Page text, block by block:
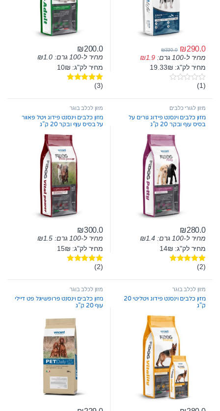
₪290.0
₪330.0
מחיר ל-100 גרם: ₪1.9
מחיר לק"ג: 19.33₪
0
t
o
f
5
(1)
₪200.0
מחיר ל-100 גרם: ₪1.0
מחיר לק"ג: 10₪
דורג(3)
מזון לגורי כלבים
מזון כלבים וינסנט פידוג גורים על
בסיס עוף ובקר 20 ק”ג
₪280.0
מחיר ל-100 גרם: ₪1.4
מחיר לק"ג: 14₪
דורג(2)
מזון לכלב בוגר
מזון כלבים וינסנט פידוג ויטל פאוור
על בסיס עוף ובקר 20 ק”ג
₪300.0
מחיר ל-100 גרם: ₪1.5
מחיר לק"ג: 15₪
דורג(2)
מזון לכלב בוגר
מזון כלבים וינסנט פידוג ויטליטי 20
ק”ג
מזון לכלב בוגר
מזון כלבים וינסנט פרופשיונל פט דיילי
עוף 20 ק”ג